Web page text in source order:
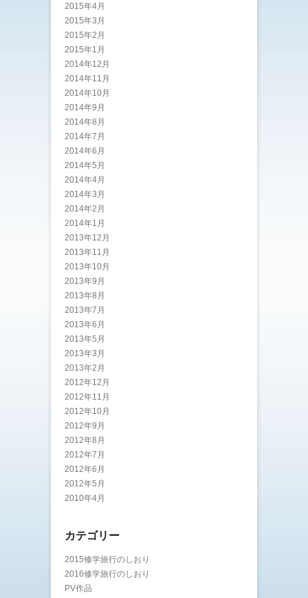
2015年4月
2015年3月
2015年2月
2015年1月
2014年12月
2014年11月
2014年10月
2014年9月
2014年8月
2014年7月
2014年6月
2014年5月
2014年4月
2014年3月
2014年2月
2014年1月
2013年12月
2013年11月
2013年10月
2013年9月
2013年8月
2013年7月
2013年6月
2013年5月
2013年3月
2013年2月
2012年12月
2012年11月
2012年10月
2012年9月
2012年8月
2012年7月
2012年6月
2012年5月
2010年4月
カテゴリー
2015修学旅行のしおり
2016修学旅行のしおり
PV作品